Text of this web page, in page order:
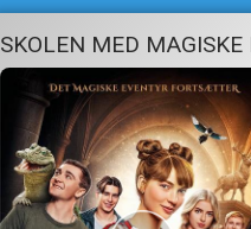
SKOLEN MED